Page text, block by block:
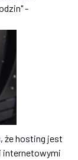
-
że hosting jest
internetowymi